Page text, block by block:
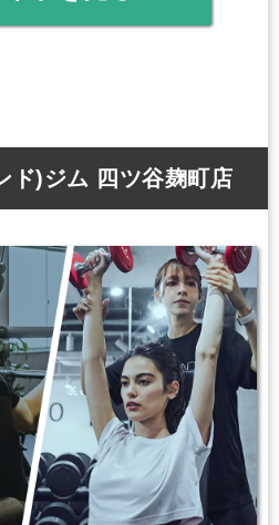
ド)ジム 四ツ谷麹町店